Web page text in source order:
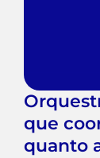
que
quanto